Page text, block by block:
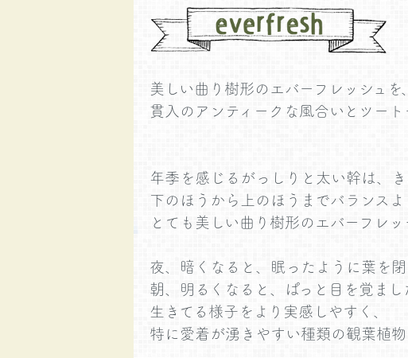
美しい曲り樹形のエバーフレッシュを、
貫入のアンティークな風合いとツー
年季を感じるがっしりと太い幹は、
下のほうから上のほうまでバランス
とても美しい曲り樹形のエバーフレ
夜、暗くなると、眠ったように葉を閉
朝、明るくなると、ぱっと目を覚ま
生きてる様子をより実感しやすく、
特に愛着が湧きやすい種類の観葉植物